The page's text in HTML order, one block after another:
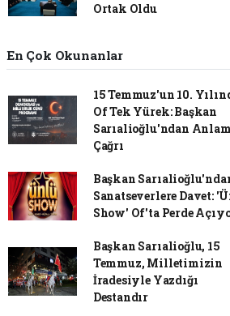
Ortak Oldu
En Çok Okunanlar
15 Temmuz'un 10.
Of Tek Yürek: Başkan
Sarıalioğlu'ndan
Çağrı
Başkan
Sanatseverlere Davet:
Show' Of'ta Perde
Başkan Sarıalioğlu, 15
Temmuz, Milletimizin
İradesiyle Yazdığı
Destandır